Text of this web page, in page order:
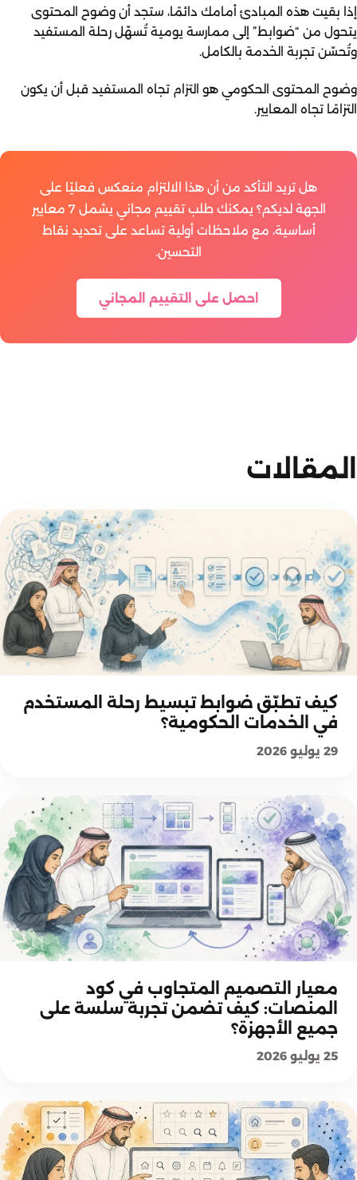
إذا بقيت هذه المبادئ أمامك دائمًا، ستجد أن وضوح المحتوى
يتحول من “ضوابط” إلى ممارسة يومية تُسهّل رحلة المستفيد
وتُحسّن تجربة الخدمة بالكامل.
وضوح المحتوى الحكومي هو التزام تجاه المستفيد قبل أن يكون
التزامًا تجاه المعايير.
هل تريد التأكد من أن هذا الالتزام منعكس فعليًا على
الجهة لديكم؟ يمكنك طلب تقييم مجاني يشمل 7 معايير
أساسية، مع ملاحظات أولية تساعد على تحديد نقاط
التحسين.
احصل على التقييم المجاني
المقالات
كيف تطبّق ضوابط تبسيط رحلة المستخدم
في الخدمات الحكومية؟
29 يوليو 2026
معيار التصميم المتجاوب في كود
المنصات: كيف تضمن تجربة سلسة على
جميع الأجهزة؟
25 يوليو 2026